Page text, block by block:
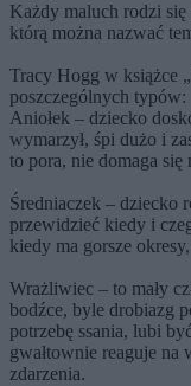
Każdy maluch rodzi
którą można nazwać
Tracy Hogg w książce
poszczególnych typów:
Aniołek – dziecko
wymarzył, śpi dużo i
to pora, nie domaga
Średniaczek – dziecko
przewidzieć kiedy i
kiedy ma gorsze
Wrażliwiec – to mały
bodźce, byle drobiazg
potrzebę ssania, lubi
gwałtownie reaguje
zdarzenia.